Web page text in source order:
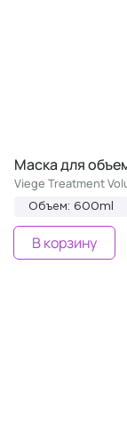
Маска для
Viege Treatment
Объем: 600ml
В корзину